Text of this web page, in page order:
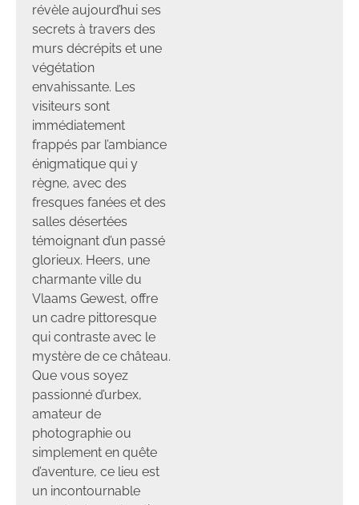
révèle aujourd’hui ses
secrets à travers des
murs décrépits et une
végétation
envahissante. Les
visiteurs sont
immédiatement
frappés par l’ambiance
énigmatique qui y
règne, avec des
fresques fanées et des
salles désertées
témoignant d’un passé
glorieux. Heers, une
charmante ville du
Vlaams Gewest, offre
un cadre pittoresque
qui contraste avec le
mystère de ce château.
Que vous soyez
passionné d’urbex,
amateur de
photographie ou
simplement en quête
d’aventure, ce lieu est
un incontournable